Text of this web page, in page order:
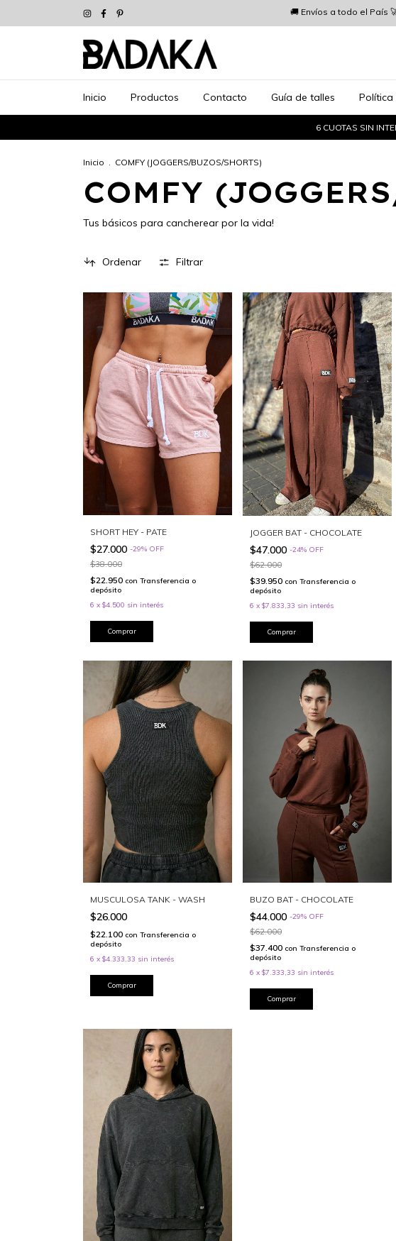
🚚 Envíos a todo el País
Inicio Productos Contacto Guía de talles Política
6 CUOTAS SIN
Inicio COMFY (JOGGERS/BUZOS/SHORTS)
COMFY
Tus básicos para cancherear por la vida!
Ordenar Filtrar
SHORT HEY - PATE
$27.000 -29% OFF
$38.000
$22.950 con Transferencia o
depósito
6 x $4.500 sin interés
Comprar
JOGGER BAT - CHOCOLATE
$47.000 -24% OFF
$62.000
$39.950 con Transferencia o
depósito
6 x $7.833,33 sin interés
Comprar
MUSCULOSA TANK - WASH
$26.000
$22.100 con Transferencia o
depósito
6 x $4.333,33 sin interés
Comprar
BUZO BAT - CHOCOLATE
$44.000 -29% OFF
$62.000
$37.400 con Transferencia o
depósito
6 x $7.333,33 sin interés
Comprar